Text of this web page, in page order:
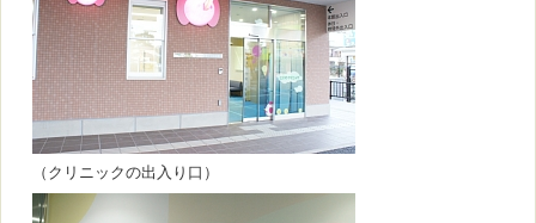
（クリニックの出入り口）